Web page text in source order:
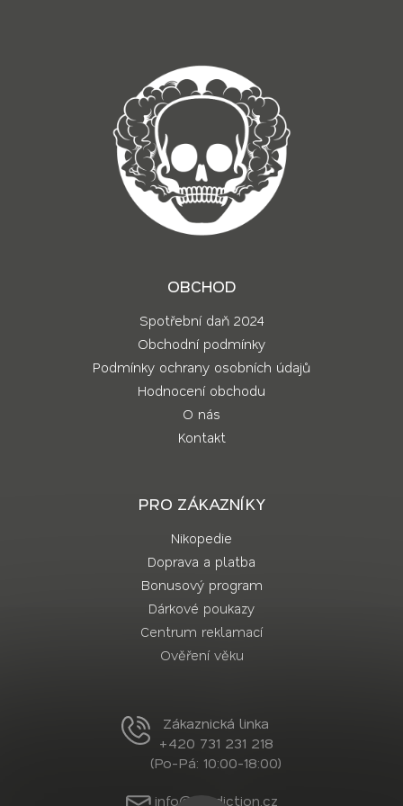
OBCHOD
Spotřební daň 2024
Obchodní podmínky
Podmínky ochrany osobních údajů
Hodnocení obchodu
O nás
Kontakt
PRO ZÁKAZNÍKY
Nikopedie
Doprava a platba
Bonusový program
Dárkové poukazy
Centrum reklamací
Ověření věku
Zákaznická linka
+420 731 231 218
(Po-Pá: 10:00-18:00)
info@nordiction.cz